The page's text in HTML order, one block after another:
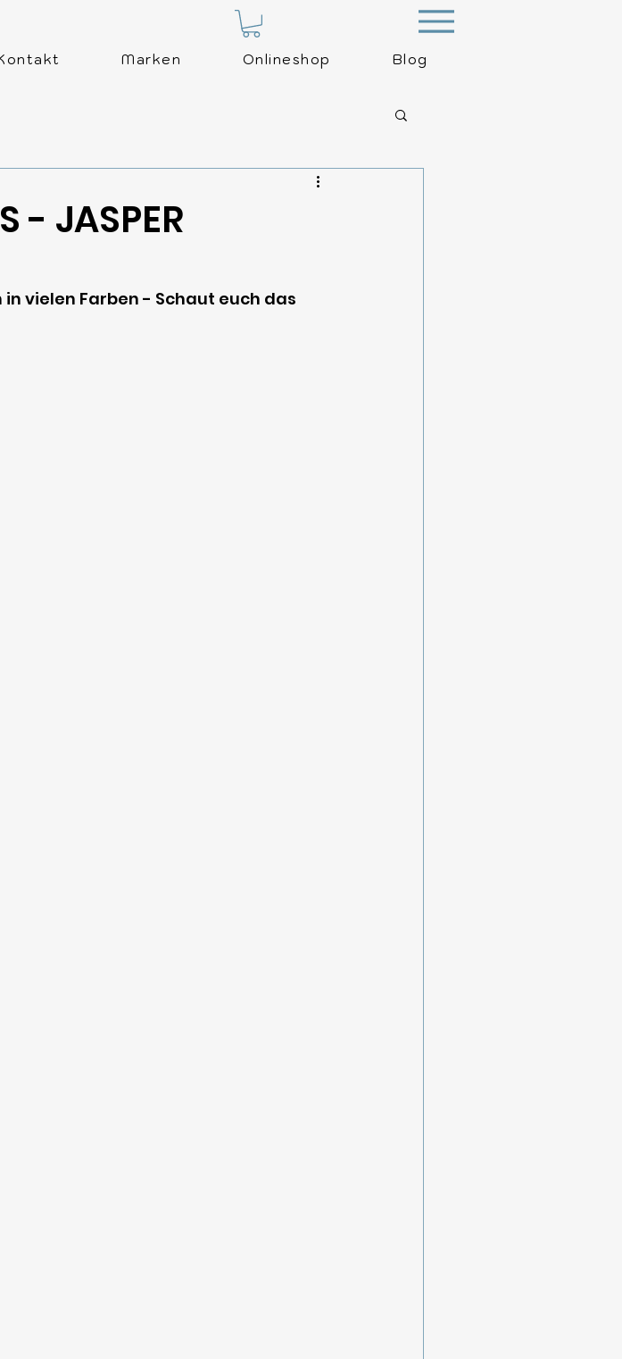
Menu
Marken Onlineshop Blog
- JASPER
vielen Farben - Schaut euch das